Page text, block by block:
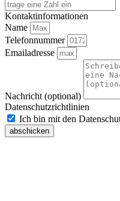
Kontaktinformationen
Name
Telefonnummer
Emailadresse
Nachricht (optional)
Datenschutzrichtlinien
Ich bin mit den
abschicken